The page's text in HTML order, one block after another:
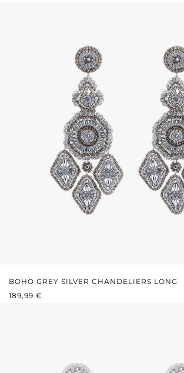
BOHO GREY SILVER CHANDELIERS LONG
PRIX RÉGULIER :
189,99 €